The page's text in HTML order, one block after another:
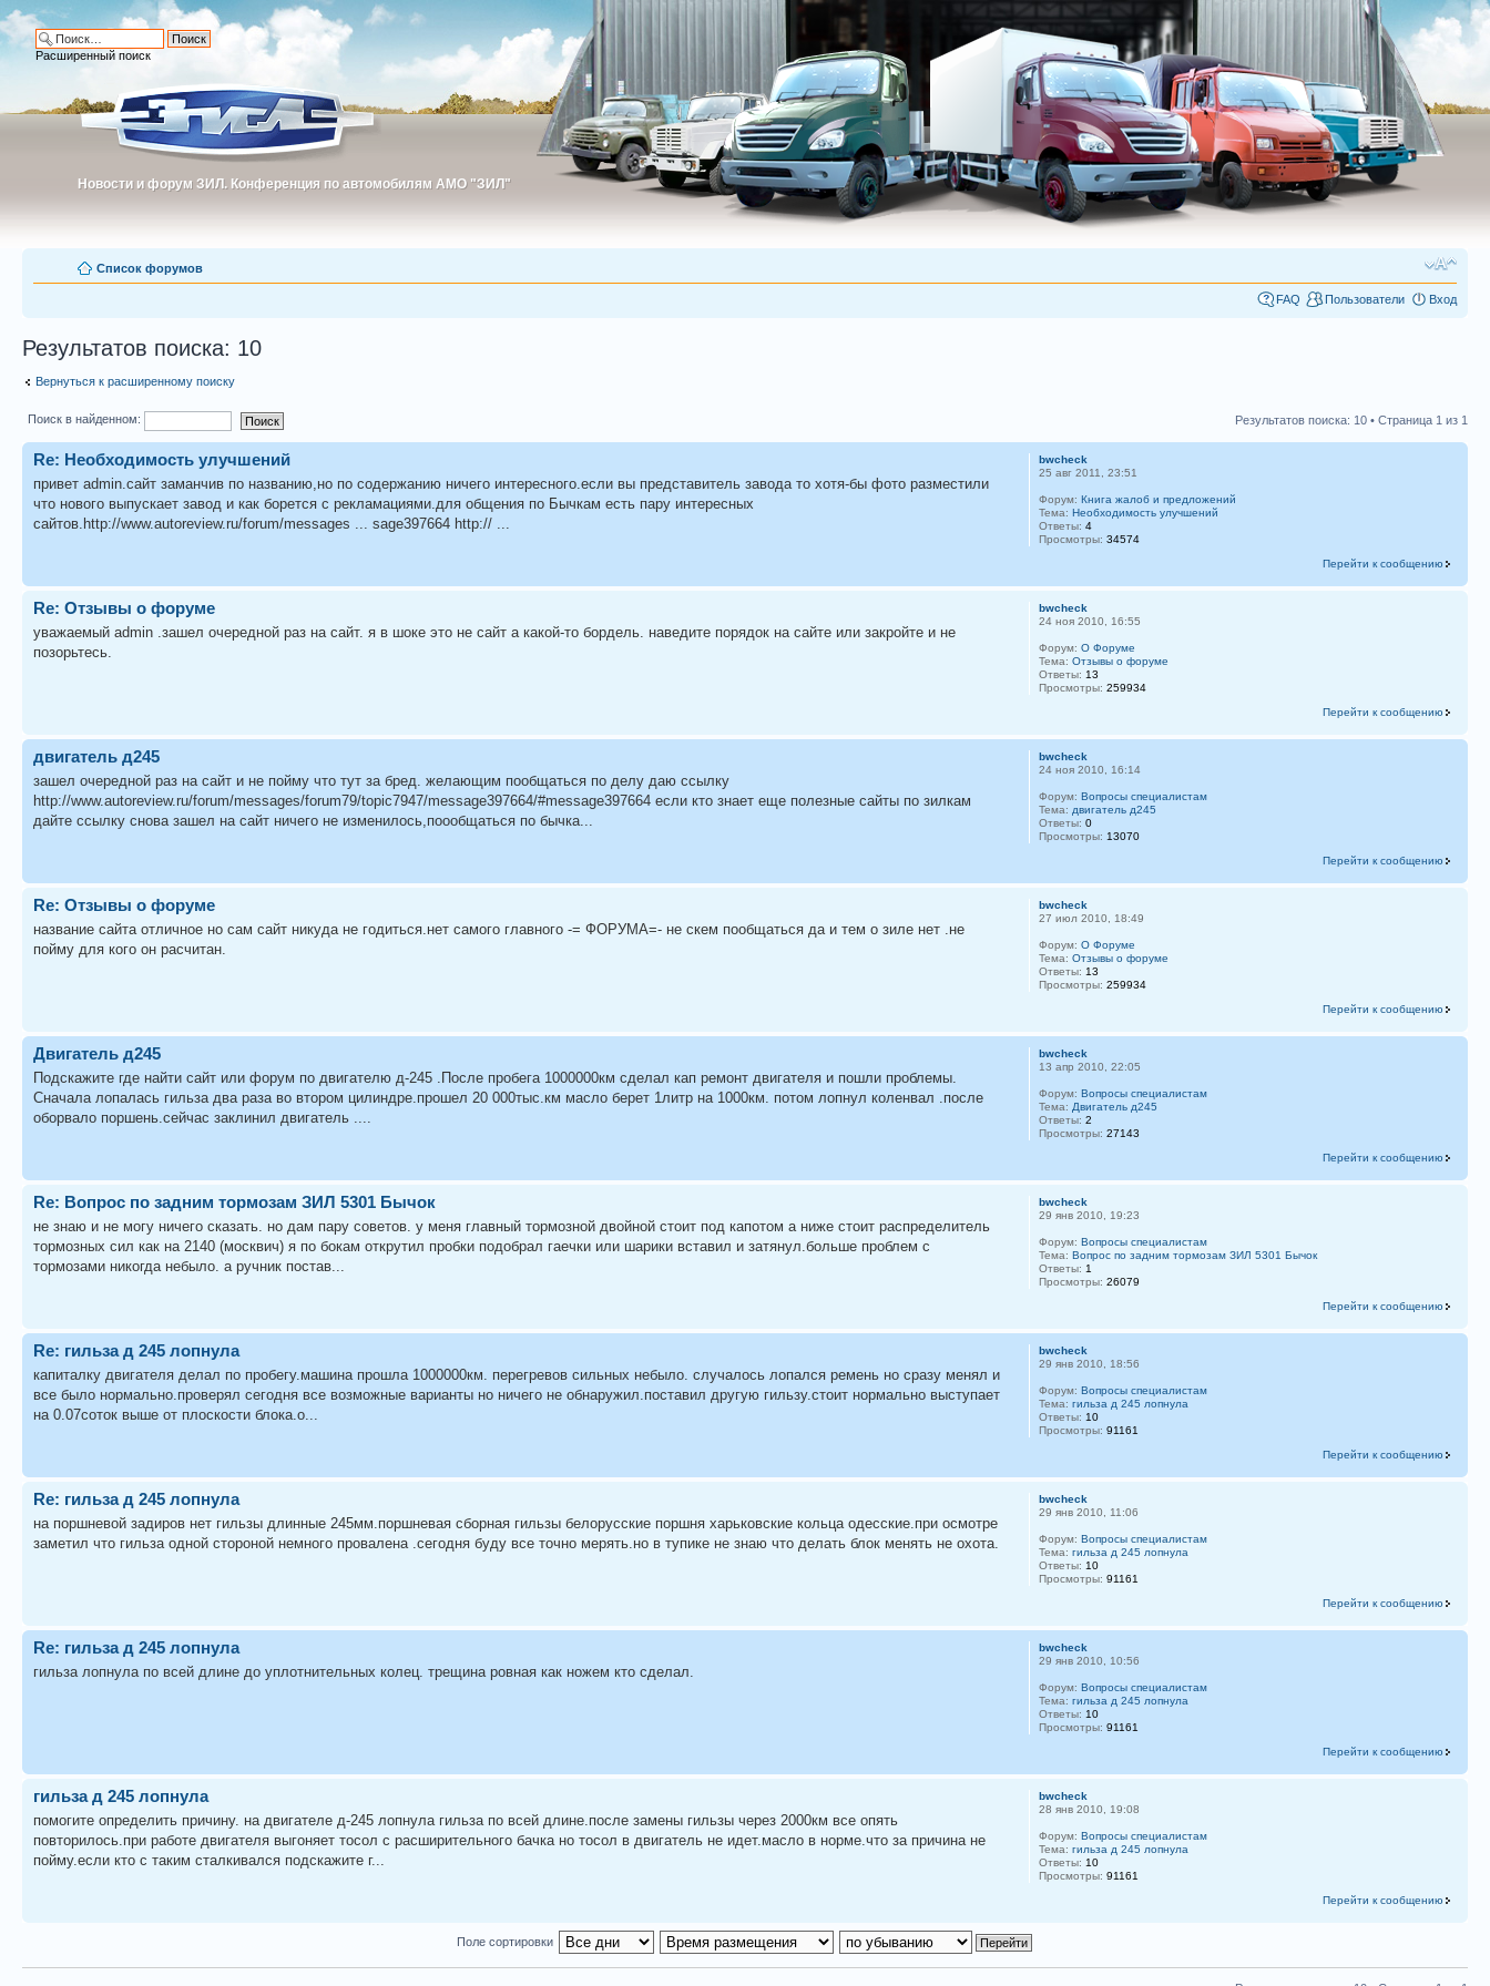
Новости и форум ЗИЛ. Конференция по автомобилям АМО "ЗИЛ"
Новости и форум ЗИЛ. Конференция по автомобилям АМО "ЗИЛ"
Расширенный поиск
Список форумов
FAQ Пользователи Вход
Результатов поиска: 10
Вернуться к расширенному поиску
Поиск в найденном: Результатов поиска: 10 • Страница 1 из 1
Re: Необходимость улучшений
привет admin.сайт заманчив по названию,но по содержанию ничего интересного.если вы представитель завода то хотя-бы фото разместили
что нового выпускает завод и как борется с рекламациями.для общения по Бычкам есть пару интересных
сайтов.http://www.autoreview.ru/forum/messages ... sage397664 http:// ...
bwcheck
25 авг 2011, 23:51
Форум: Книга жалоб и предложений
Тема: Необходимость улучшений
Ответы: 4
Просмотры: 34574
Перейти к сообщению
Re: Отзывы о форуме
уважаемый admin .зашел очередной раз на сайт. я в шоке это не сайт а какой-то бордель. наведите порядок на сайте или закройте и не
позорьтесь.
bwcheck
24 ноя 2010, 16:55
Форум: О Форуме
Тема: Отзывы о форуме
Ответы: 13
Просмотры: 259934
Перейти к сообщению
двигатель д245
зашел очередной раз на сайт и не пойму что тут за бред. желающим пообщаться по делу даю ссылку
http://www.autoreview.ru/forum/messages/forum79/topic7947/message397664/#message397664 если кто знает еще полезные сайты по зилкам
дайте ссылку снова зашел на сайт ничего не изменилось,поообщаться по бычка...
bwcheck
24 ноя 2010, 16:14
Форум: Вопросы специалистам
Тема: двигатель д245
Ответы: 0
Просмотры: 13070
Перейти к сообщению
Re: Отзывы о форуме
название сайта отличное но сам сайт никуда не годиться.нет самого главного -= ФОРУМА=- не скем пообщаться да и тем о зиле нет .не
пойму для кого он расчитан.
bwcheck
27 июл 2010, 18:49
Форум: О Форуме
Тема: Отзывы о форуме
Ответы: 13
Просмотры: 259934
Перейти к сообщению
Двигатель д245
Подскажите где найти сайт или форум по двигателю д-245 .После пробега 1000000км сделал кап ремонт двигателя и пошли проблемы.
Сначала лопалась гильза два раза во втором цилиндре.прошел 20 000тыс.км масло берет 1литр на 1000км. потом лопнул коленвал .после
оборвало поршень.сейчас заклинил двигатель ....
bwcheck
13 апр 2010, 22:05
Форум: Вопросы специалистам
Тема: Двигатель д245
Ответы: 2
Просмотры: 27143
Перейти к сообщению
Re: Вопрос по задним тормозам ЗИЛ 5301 Бычок
не знаю и не могу ничего сказать. но дам пару советов. у меня главный тормозной двойной стоит под капотом а ниже стоит распределитель
тормозных сил как на 2140 (москвич) я по бокам открутил пробки подобрал гаечки или шарики вставил и затянул.больше проблем с
тормозами никогда небыло. а ручник постав...
bwcheck
29 янв 2010, 19:23
Форум: Вопросы специалистам
Тема: Вопрос по задним тормозам ЗИЛ 5301 Бычок
Ответы: 1
Просмотры: 26079
Перейти к сообщению
Re: гильза д 245 лопнула
капиталку двигателя делал по пробегу.машина прошла 1000000км. перегревов сильных небыло. случалось лопался ремень но сразу менял и
все было нормально.проверял сегодня все возможные варианты но ничего не обнаружил.поставил другую гильзу.стоит нормально выступает
на 0.07соток выше от плоскости блока.о...
bwcheck
29 янв 2010, 18:56
Форум: Вопросы специалистам
Тема: гильза д 245 лопнула
Ответы: 10
Просмотры: 91161
Перейти к сообщению
Re: гильза д 245 лопнула
на поршневой задиров нет гильзы длинные 245мм.поршневая сборная гильзы белорусские поршня харьковские кольца одесские.при осмотре
заметил что гильза одной стороной немного провалена .сегодня буду все точно мерять.но в тупике не знаю что делать блок менять не охота.
bwcheck
29 янв 2010, 11:06
Форум: Вопросы специалистам
Тема: гильза д 245 лопнула
Ответы: 10
Просмотры: 91161
Перейти к сообщению
Re: гильза д 245 лопнула
гильза лопнула по всей длине до уплотнительных колец. трещина ровная как ножем кто сделал.
bwcheck
29 янв 2010, 10:56
Форум: Вопросы специалистам
Тема: гильза д 245 лопнула
Ответы: 10
Просмотры: 91161
Перейти к сообщению
гильза д 245 лопнула
помогите определить причину. на двигателе д-245 лопнула гильза по всей длине.после замены гильзы через 2000км все опять
повторилось.при работе двигателя выгоняет тосол с расширительного бачка но тосол в двигатель не идет.масло в норме.что за причина не
пойму.если кто с таким сталкивался подскажите г...
bwcheck
28 янв 2010, 19:08
Форум: Вопросы специалистам
Тема: гильза д 245 лопнула
Ответы: 10
Просмотры: 91161
Перейти к сообщению
Поле сортировки